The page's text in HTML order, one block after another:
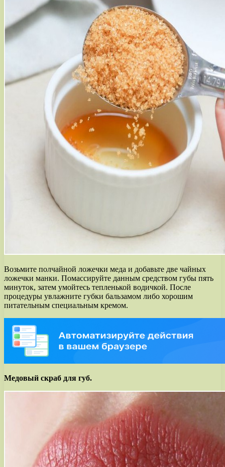
Возьмите полчайной ложечки меда и добавьте две чайных
ложечки манки. Помассируйте данным средством губы пять
минуток, затем умойтесь тепленькой водичкой. После
процедуры увлажните губки бальзамом либо хорошим
питательным специальным кремом.
Медовый скраб для губ.